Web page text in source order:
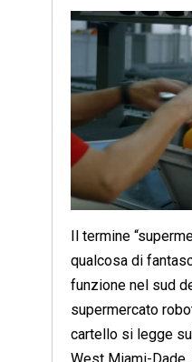
Il termine
qualcosa di
funzione nel sud
supermercato
cartello si legge